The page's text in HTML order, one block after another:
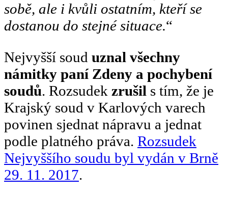
sobě, ale i kvůli ostatním, kteří se
dostanou do stejné situace.“
Nejvyšší soud uznal všechny
námitky paní Zdeny a pochybení
soudů. Rozsudek zrušil s tím, že je
Krajský soud v Karlových varech
povinen sjednat nápravu a jednat
podle platného práva. Rozsudek
Nejvyššího soudu byl vydán v Brně
29. 11. 2017.